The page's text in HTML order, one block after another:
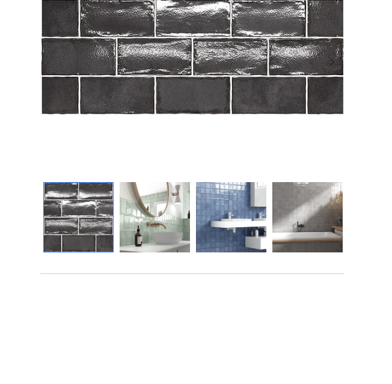
Для кухни
Для фартука
Все
Посмотреть всю керамическую плитку
Все
Посмотреть весь керамогранит
Посмотреть всю мозаику